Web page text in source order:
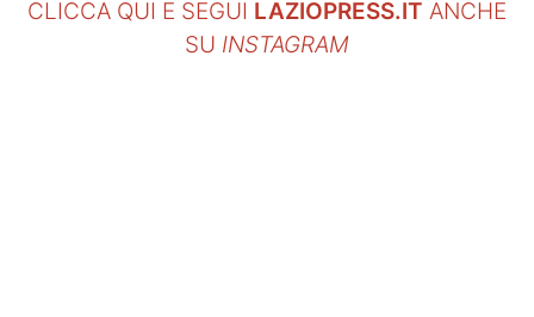
CLICCA QUI E SEGUI LAZIOPRESS.IT ANCHE
SU INSTAGRAM